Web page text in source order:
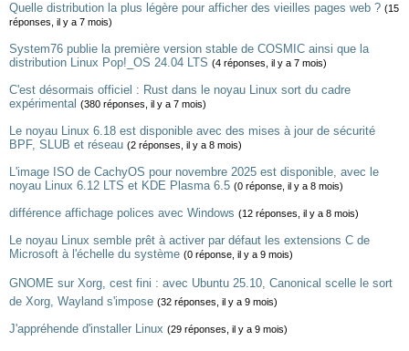
Quelle distribution la plus légère pour afficher des vieilles pages web ? (15
réponses, il y a 7 mois)
System76 publie la première version stable de COSMIC ainsi que la
distribution Linux Pop!_OS 24.04 LTS (4 réponses, il y a 7 mois)
C'est désormais officiel : Rust dans le noyau Linux sort du cadre
expérimental (380 réponses, il y a 7 mois)
Le noyau Linux 6.18 est disponible avec des mises à jour de sécurité
BPF, SLUB et réseau (2 réponses, il y a 8 mois)
L'image ISO de CachyOS pour novembre 2025 est disponible, avec le
noyau Linux 6.12 LTS et KDE Plasma 6.5 (0 réponse, il y a 8 mois)
différence affichage polices avec Windows (12 réponses, il y a 8 mois)
Le noyau Linux semble prêt à activer par défaut les extensions C de
Microsoft à l'échelle du système (0 réponse, il y a 9 mois)
GNOME sur Xorg, cest fini : avec Ubuntu 25.10, Canonical scelle le sort
de Xorg, Wayland s'impose (32 réponses, il y a 9 mois)
J'appréhende d'installer Linux (29 réponses, il y a 9 mois)